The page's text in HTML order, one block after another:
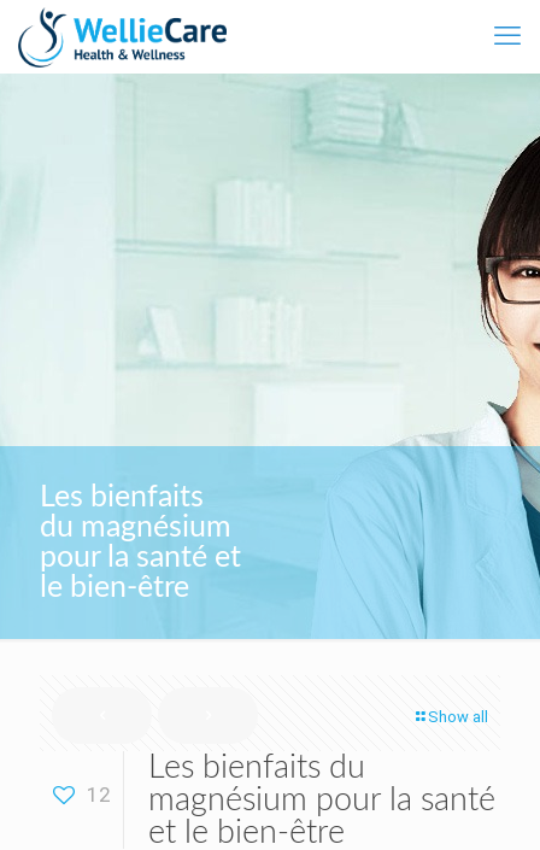
Les bienfaits
du magnésium
pour la santé et
le bien-être
Show all
12
Les bienfaits du
magnésium pour la santé
et le bien-être